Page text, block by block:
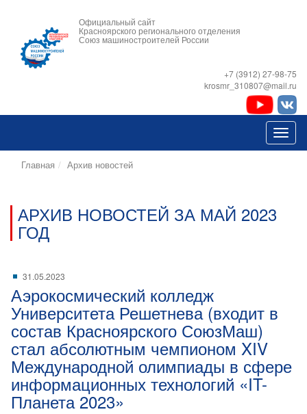
Официальный сайт
Красноярского регионального отделения
Союз машиностроителей России
+7 (3912) 27-98-75
krosmr_310807@mail.ru
Главная Архив новостей
АРХИВ НОВОСТЕЙ ЗА МАЙ 2023
ГОД
31.05.2023
Аэрокосмический колледж
Университета Решетнева (входит в
состав Красноярского СоюзМаш)
стал абсолютным чемпионом XIV
Международной олимпиады в сфере
информационных технологий «IT-
Планета 2023»